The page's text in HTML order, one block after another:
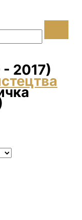
2017)